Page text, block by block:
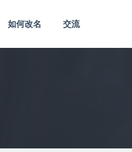
如何改名 交流